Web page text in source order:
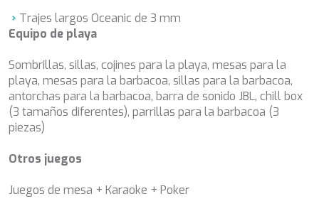
Trajes largos Oceanic de 3 mm
Equipo de playa
Sombrillas, sillas, cojines para la playa, mesas para la
playa, mesas para la barbacoa, sillas para la barbacoa,
antorchas para la barbacoa, barra de sonido JBL, chill box
(3 tamaños diferentes), parrillas para la barbacoa (3
piezas)
Otros juegos
Juegos de mesa + Karaoke + Poker
KIKI V
KIRIOS
L'EQUINOX
LA PELLEGRINA 1
LA PERLA
LADY B
LADY DEE
LADY ELEGANZA
LADY GITA
LADY TRUDY
LATITUDE
LE VERSEAU
LEGENDARY